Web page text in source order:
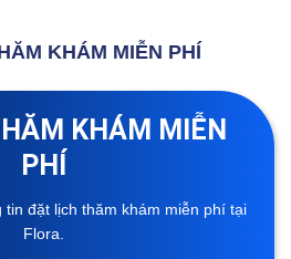
KHÁM MIỄN PHÍ
KHÁM MIỄN
PHÍ
tin đặt lịch thăm khám miễn phí tại
Flora.